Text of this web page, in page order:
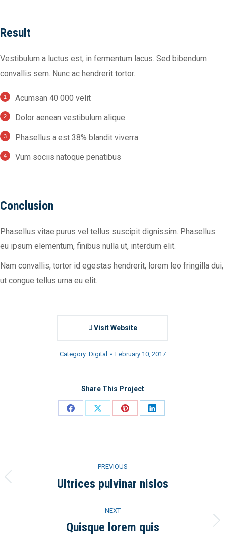
Result
Vestibulum a luctus est, in fermentum lacus. Sed bibendum
convallis sem. Nunc ac hendrerit tortor.
Acumsan 40 000 velit
Dolor aenean vestibulum alique
Phasellus a est 38% blandit viverra
Vum sociis natoque penatibus
Conclusion
Phasellus vitae purus vel tellus suscipit dignissim. Phasellus
eu ipsum elementum, finibus nulla ut, interdum elit.
Nam convallis, tortor id egestas hendrerit, lorem leo fringilla dui,
ut congue tellus urna eu elit.
Visit Website
Category: Digital February 10, 2017
Share This Project
Share
Share
Share
Share
navigation
PREVIOUS
Previous
Ultrices pulvinar nislos
NEXT
Next
Quisque lorem quis